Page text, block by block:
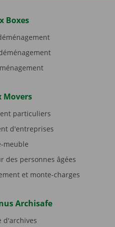
Boxes
Movers
particuliers
d'entreprises
meuble
des personnes âgées
et monte-charges
Archisafe
d'archives